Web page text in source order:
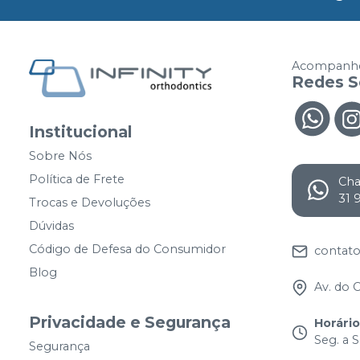
Institucional
Sobre Nós
Política de Frete
Trocas e Devoluções
Dúvidas
Código de Defesa do Consumidor
Blog
Privacidade e Segurança
Segurança
Redes
31
Av. do
Seg. a